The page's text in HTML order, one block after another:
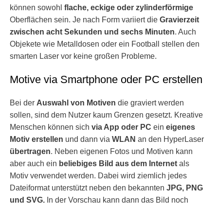
können sowohl flache, eckige oder zylinderförmige
Oberflächen sein. Je nach Form variiert die Gravierzeit
zwischen acht Sekunden und sechs Minuten. Auch
Objekete wie Metalldosen oder ein Football stellen den
smarten Laser vor keine großen Probleme.
Motive via Smartphone oder PC erstellen
Bei der Auswahl von Motiven die graviert werden
sollen, sind dem Nutzer kaum Grenzen gesetzt. Kreative
Menschen können sich via App oder PC ein eigenes
Motiv erstellen und dann via WLAN an den HyperLaser
übertragen. Neben eigenen Fotos und Motiven kann
aber auch ein beliebiges Bild aus dem Internet als
Motiv verwendet werden. Dabei wird ziemlich jedes
Dateiformat unterstützt neben den bekannten JPG, PNG
und SVG. In der Vorschau kann dann das Bild noch